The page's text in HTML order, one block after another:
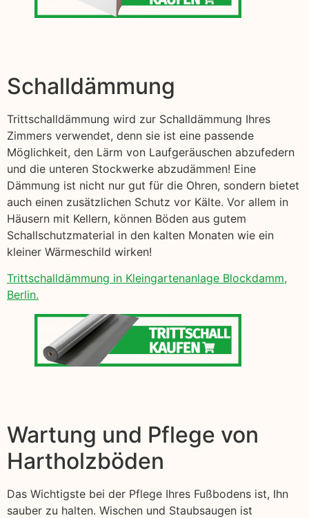
Schalldämmung
Trittschalldämmung wird zur Schalldämmung Ihres
Zimmers verwendet, denn sie ist eine passende
Möglichkeit, den Lärm von Laufgeräuschen abzufedern
und die unteren Stockwerke abzudämmen! Eine
Dämmung ist nicht nur gut für die Ohren, sondern bietet
auch einen zusätzlichen Schutz vor Kälte. Vor allem in
Häusern mit Kellern, können Böden aus gutem
Schallschutzmaterial in den kalten Monaten wie ein
kleiner Wärmeschild wirken!
Trittschalldämmung in Kleingartenanlage Blockdamm,
Berlin.
Wartung und Pflege von
Hartholzböden
Das Wichtigste bei der Pflege Ihres Fußbodens ist, Ihn
sauber zu halten. Wischen und Staubsaugen ist